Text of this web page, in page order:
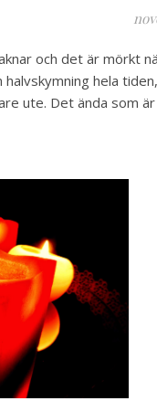
och det är mörkt
hela
ute. Det ända som